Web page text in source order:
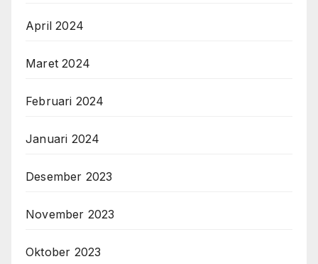
April 2024
Maret 2024
Februari 2024
Januari 2024
Desember 2023
November 2023
Oktober 2023